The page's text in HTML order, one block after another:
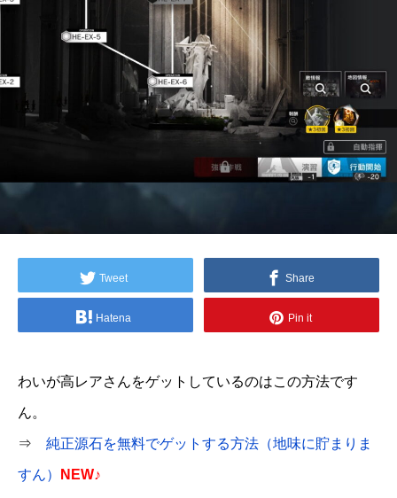
Tweet Share
Hatena Pin it
わいが高レアさんをゲットしているのはこの方法です
ん。
⇒ 純正源石を無料でゲットする方法（地味に貯まりま
すん） NEW♪